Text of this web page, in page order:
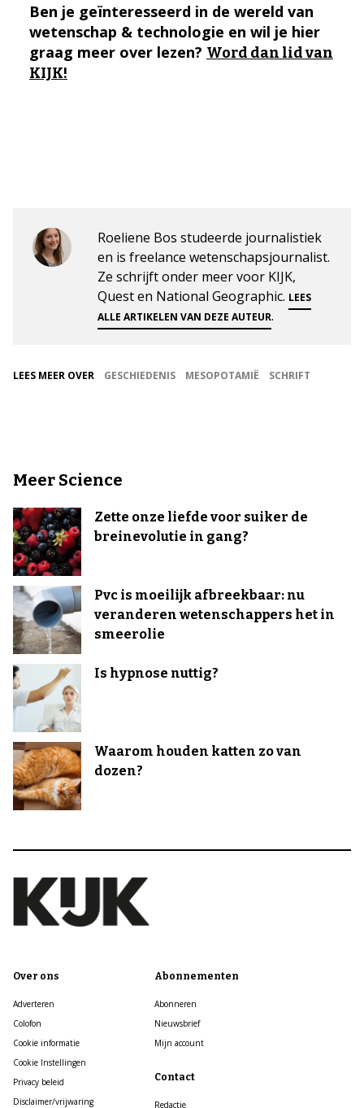
Ben je geïnteresseerd in de wereld van
wetenschap & technologie en wil je hier
graag meer over lezen? Word dan lid van
KIJK!
Roeliene Bos studeerde journalistiek
en is freelance wetenschapsjournalist.
Ze schrijft onder meer voor KIJK,
Quest en National Geographic. LEES
ALLE ARTIKELEN VAN DEZE AUTEUR.
LEES MEER OVER GESCHIEDENIS MESOPOTAMIË SCHRIFT
Meer Science
Zette onze liefde voor suiker de
breinevolutie in gang?
Pvc is moeilijk afbreekbaar: nu
veranderen wetenschappers het in
smeerolie
Is hypnose nuttig?
Waarom houden katten zo van
dozen?
Over ons
Adverteren
Colofon
Cookie informatie
Cookie Instellingen
Privacy beleid
Disclaimer/vrijwaring
Abonnementen
Abonneren
Nieuwsbrief
Mijn account
Contact
Redactie